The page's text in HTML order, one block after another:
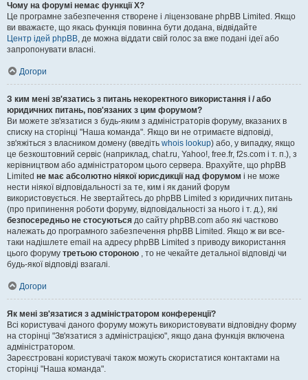
Чому на форумі немає функції X?
Це програмне забезпечення створене і ліцензоване phpBB Limited. Якщо
ви вважаєте, що якась функція повинна бути додана, відвідайте
Центр ідей phpBB, де можна віддати свій голос за вже подані ідеї або
запропонувати власні.
Догори
З ким мені зв'язатись з питань некоректного використання і / або
юридичних питань, пов'язаних з цим форумом?
Ви можете зв'язатися з будь-яким з адміністраторів форуму, вказаних в
списку на сторінці "Наша команда". Якщо ви не отримаєте відповіді,
зв'яжіться з власником домену (введіть whois lookup) або, у випадку, якщо
це безкоштовний сервіс (наприклад, chat.ru, Yahoo!, free.fr, f2s.com і т. п.), з
керівництвом або адміністратором цього сервера. Врахуйте, що phpBB
Limited не має абсолютно ніякої юрисдикції над форумом і не може
нести ніякої відповідальності за те, ким і як даний форум
використовується. Не звертайтесь до phpBB Limited з юридичних питань
(про припинення роботи форуму, відповідальності за нього і т. д.), які
безпосередньо не стосуються до сайту phpBB.com або які частково
належать до програмного забезпечення phpBB Limited. Якщо ж ви все-
таки надішлете email на адресу phpBB Limited з приводу використання
цього форуму третьою стороною , то не чекайте детальної відповіді чи
будь-якої відповіді взагалі.
Догори
Як мені зв'язатися з адміністратором конференції?
Всі користувачі даного форуму можуть використовувати відповідну форму
на сторінці "Зв'язатися з адміністрацією", якщо дана функція включена
адміністратором.
Зареєстровані користувачі також можуть скористатися контактами на
сторінці "Наша команда".